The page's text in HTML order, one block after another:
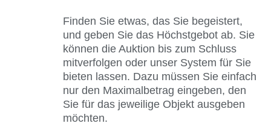
Finden Sie etwas, das Sie begeistert,
und geben Sie das Höchstgebot ab. Sie
können die Auktion bis zum Schluss
mitverfolgen oder unser System für Sie
bieten lassen. Dazu müssen Sie einfach
nur den Maximalbetrag eingeben, den
Sie für das jeweilige Objekt ausgeben
möchten.